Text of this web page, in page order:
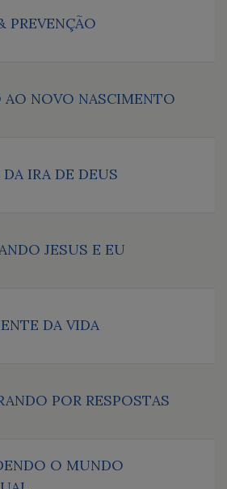
PREVENÇÃO
AO NOVO NASCIMENTO
IRA DE DEUS
JESUS E EU
DA VIDA
POR RESPOSTAS
O MUNDO